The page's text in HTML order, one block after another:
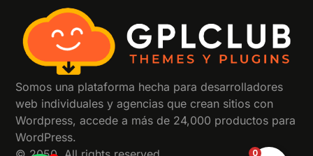
Somos una plataforma hecha para desarrolladores
web individuales y agencias que crean sitios con
Wordpress, accede a más de 24,000 productos para
WordPress.
0